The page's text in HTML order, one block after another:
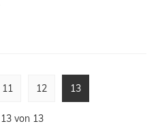
11 12 13
13 von 13